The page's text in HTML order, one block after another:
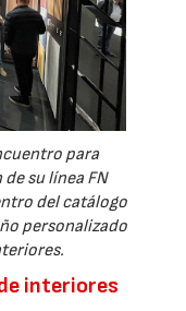
para
su línea FN
del catálogo
personalizado
interiores